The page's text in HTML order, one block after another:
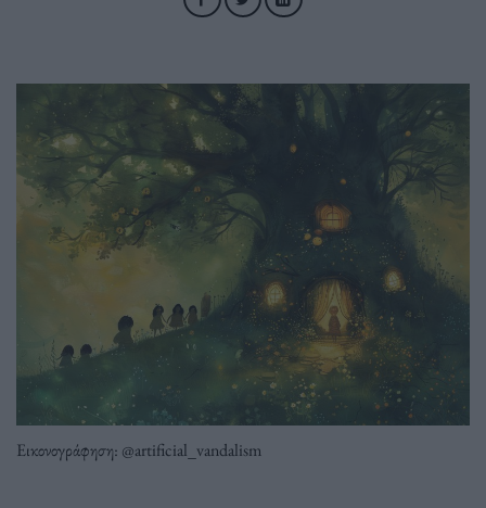
Εικονογράφηση: @artificial_vandalism